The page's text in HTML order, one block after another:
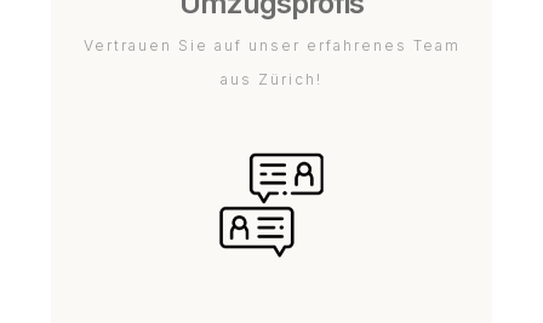
Vertrauen Sie auf unser erfahrenes Team
aus Zürich!